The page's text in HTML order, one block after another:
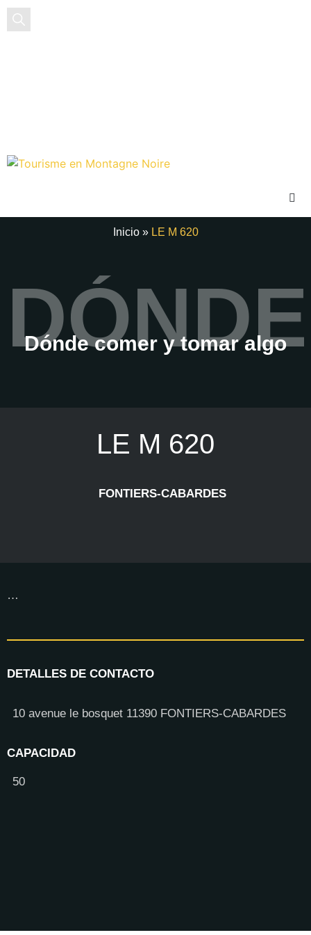
Inicio» LE M 620
Dónde comer y tomar algo
LE M 620
FONTIERS-CABARDES
…
DETALLES DE CONTACTO
10 avenue le bosquet 11390 FONTIERS-CABARDES
CAPACIDAD
50